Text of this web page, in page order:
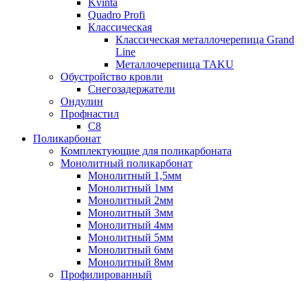
Kvinta
Quadro Profi
Классическая
Классическая металлочерепица Grand
Line
Металлочерепица TAKU
Обустройство кровли
Снегозадержатели
Ондулин
Профнастил
С8
Поликарбонат
Комплектующие для поликарбоната
Монолитный поликарбонат
Монолитный 1,5мм
Монолитный 1мм
Монолитный 2мм
Монолитный 3мм
Монолитный 4мм
Монолитный 5мм
Монолитный 6мм
Монолитный 8мм
Профилированный